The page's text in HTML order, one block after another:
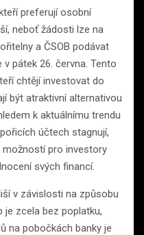
preferují osobní
neboť žádosti lze na
a ČSOB podávat
pátek 26. června. Tento
chtějí investovat do
být atraktivní alternativou
k aktuálnímu trendu
účtech stagnují,
pro investory
svých financí.
v závislosti na způsobu
je zcela bez poplatku,
na pobočkách banky je